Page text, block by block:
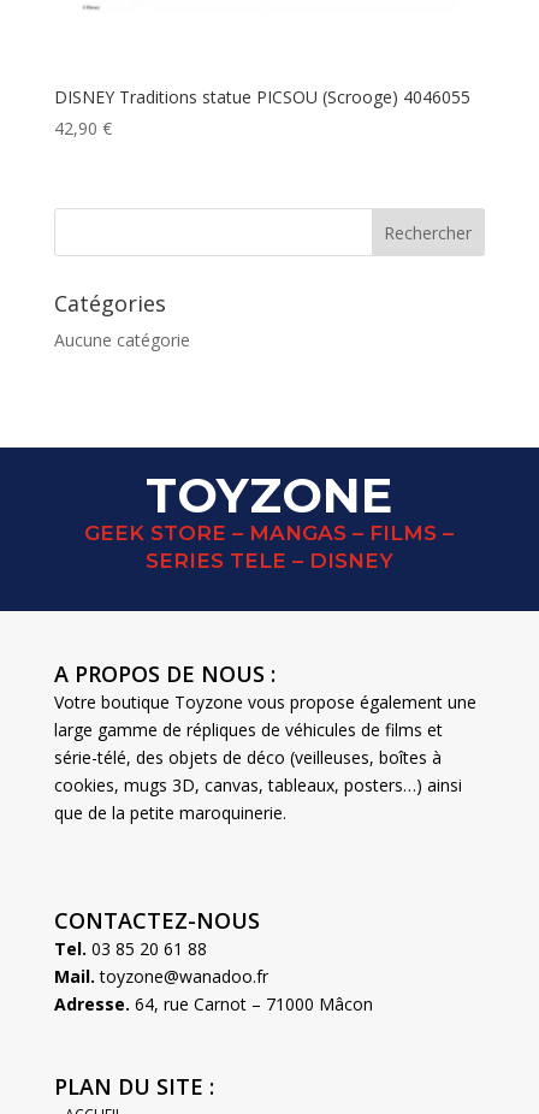
DISNEY Traditions statue PICSOU (Scrooge) 4046055
42,90 €
Catégories
Aucune catégorie
TOYZONE
GEEK STORE – MANGAS – FILMS –
SERIES TELE – DISNEY
A PROPOS DE NOUS :
Votre boutique Toyzone vous propose également une
large gamme de répliques de véhicules de films et
série-télé, des objets de déco (veilleuses, boîtes à
cookies, mugs 3D, canvas, tableaux, posters…) ainsi
que de la petite maroquinerie.
CONTACTEZ-NOUS
Tel. 03 85 20 61 88
Mail. toyzone@wanadoo.fr
Adresse. 64, rue Carnot – 71000 Mâcon
PLAN DU SITE :